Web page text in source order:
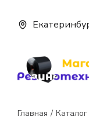
Главная Каталог